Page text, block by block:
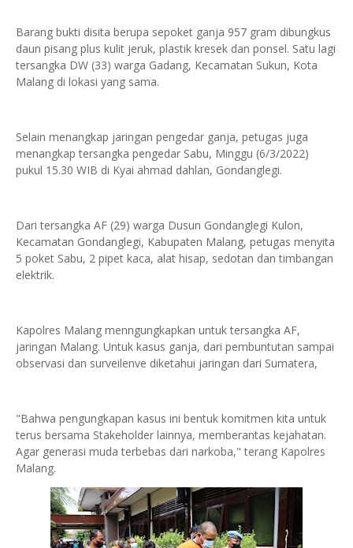
Barang bukti disita berupa sepoket ganja 957 gram dibungkus
daun pisang plus kulit jeruk, plastik kresek dan ponsel. Satu lagi
tersangka DW (33) warga Gadang, Kecamatan Sukun, Kota
Malang di lokasi yang sama.
Selain menangkap jaringan pengedar ganja, petugas juga
menangkap tersangka pengedar Sabu, Minggu (6/3/2022)
pukul 15.30 WIB di Kyai ahmad dahlan, Gondanglegi.
Dari tersangka AF (29) warga Dusun Gondanglegi Kulon,
Kecamatan Gondanglegi, Kabupaten Malang, petugas menyita
5 poket Sabu, 2 pipet kaca, alat hisap, sedotan dan timbangan
elektrik.
Kapolres Malang menngungkapkan untuk tersangka AF,
jaringan Malang. Untuk kasus ganja, dari pembuntutan sampai
observasi dan surveilenve diketahui jaringan dari Sumatera,
"Bahwa pengungkapan kasus ini bentuk komitmen kita untuk
terus bersama Stakeholder lainnya, memberantas kejahatan.
Agar generasi muda terbebas dari narkoba," terang Kapolres
Malang.